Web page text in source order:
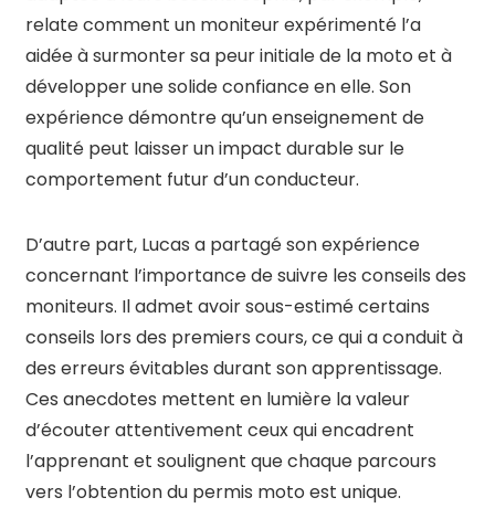
relate comment un moniteur expérimenté l’a
aidée à surmonter sa peur initiale de la moto et à
développer une solide confiance en elle. Son
expérience démontre qu’un enseignement de
qualité peut laisser un impact durable sur le
comportement futur d’un conducteur.
D’autre part, Lucas a partagé son expérience
concernant l’importance de suivre les conseils des
moniteurs. Il admet avoir sous-estimé certains
conseils lors des premiers cours, ce qui a conduit à
des erreurs évitables durant son apprentissage.
Ces anecdotes mettent en lumière la valeur
d’écouter attentivement ceux qui encadrent
l’apprenant et soulignent que chaque parcours
vers l’obtention du permis moto est unique.